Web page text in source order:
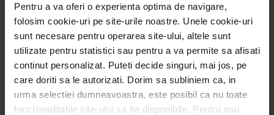
Pentru a va oferi o experienta optima de navigare,
folosim cookie-uri pe site-urile noastre. Unele cookie-uri
sunt necesare pentru operarea site-ului, altele sunt
utilizate pentru statistici sau pentru a va permite sa afisati
continut personalizat. Puteti decide singuri, mai jos, pe
care doriti sa le autorizati. Dorim sa subliniem ca, in
urma selectiei dumneavoastra, este posibil ca nu toate
functionalitatile site-ului sa fie disponibile. Pentru mai
29. ianuarie 2026 Salata de vorbe cu Cosmin Dragomir
Cele mai complicate sosuri din lume
Le folosim destul de des și ne bucurăm de
complexitatea aromelor ce potențează tot felul de